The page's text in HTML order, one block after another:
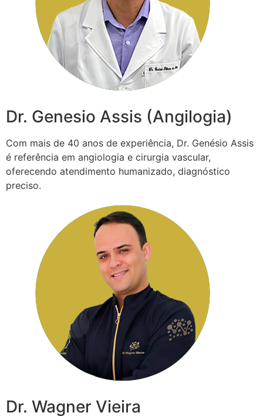
Dr. Genesio Assis (Angilogia)
Com mais de 40 anos de experiência, Dr. Genésio Assis
é referência em angiologia e cirurgia vascular,
oferecendo atendimento humanizado, diagnóstico
preciso.
Dr. Wagner Vieira